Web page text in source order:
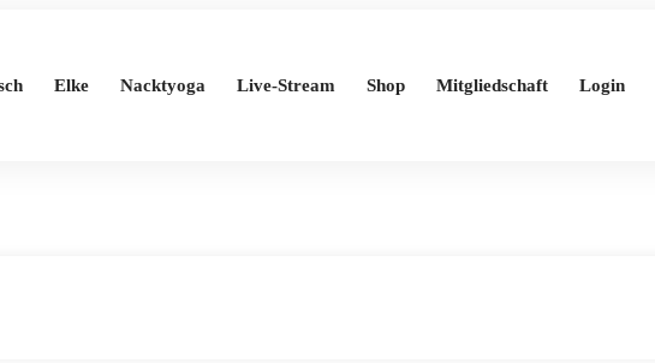
Elke Nacktyoga Live-Stream Shop Mitgliedschaft Login